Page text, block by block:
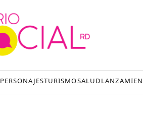
PERSONAJESTURISMOSALUD